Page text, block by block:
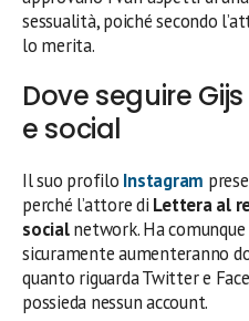
sessualità, poiché secondo
lo merita.
Dove seguire
e social
Il suo profilo Instagram
perché l’attore di Lettera al
socialnetwork. Ha comunque
sicuramente aumenteranno
quanto riguarda Twitter e
possieda nessun account.